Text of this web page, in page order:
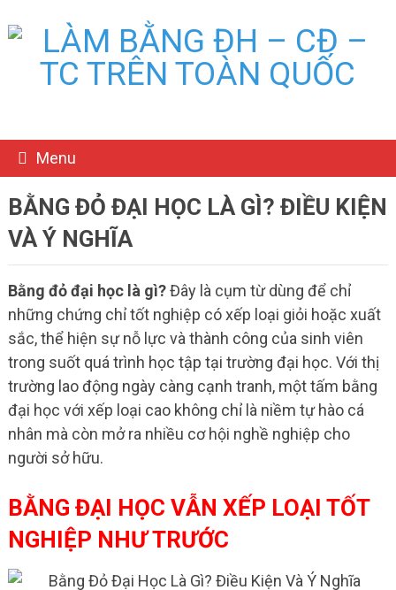
Menu
BẰNG ĐỎ ĐẠI HỌC LÀ GÌ? ĐIỀU KIỆN
VÀ Ý NGHĨA
Bằng đỏ đại học là gì?Đây là cụm từ dùng để chỉ
những chứng chỉ tốt nghiệp có xếp loại giỏi hoặc xuất
sắc, thể hiện sự nỗ lực và thành công của sinh viên
trong suốt quá trình học tập tại trường đại học. Với thị
trường lao động ngày càng cạnh tranh, một tấm bằng
đại học với xếp loại cao không chỉ là niềm tự hào cá
nhân mà còn mở ra nhiều cơ hội nghề nghiệp cho
người sở hữu.
BẰNG ĐẠI HỌC VẪN XẾP LOẠI TỐT
NGHIỆP NHƯ TRƯỚC